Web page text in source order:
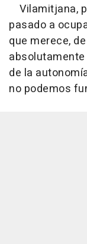
Vilamitjana,
pasado a
que merece,
de la
no podemos